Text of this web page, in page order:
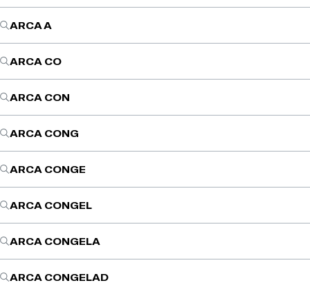
ARCA A
ARCA CO
ARCA CON
ARCA CONG
ARCA CONGE
ARCA CONGEL
ARCA CONGELA
ARCA CONGELAD